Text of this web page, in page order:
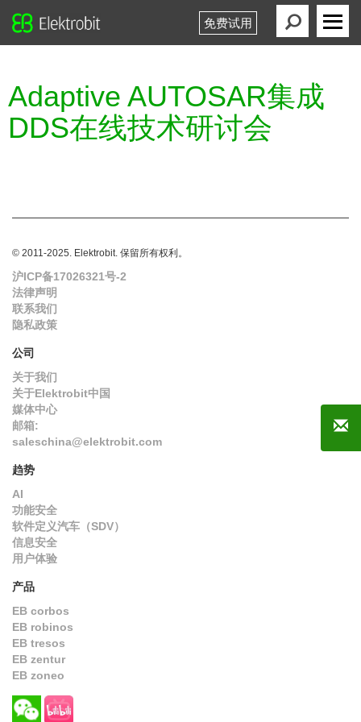
免费试用
Elektrobit
Primary
Adaptive AUTOSAR集成
DDS在线技术研讨会
© 2011-2025. Elektrobit. 保留所有权利。
沪ICP备17026321号-2
法律声明
联系我们
隐私政策
公司
关于我们
关于Elektrobit中国
媒体中心
邮箱:
saleschina@elektrobit.com
趋势
AI
功能安全
软件定义汽车（SDV）
信息安全
用户体验
产品
EB corbos
EB robinos
EB tresos
EB zentur
EB zoneo